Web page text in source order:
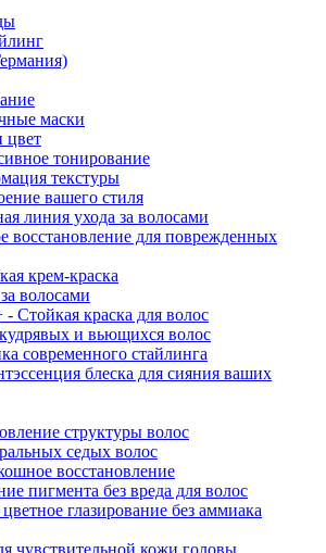
маски
цвет
тонирование
текстуры
вашего стиля
линия ухода за волосами
восстановление для поврежденных
крем-краска
волосами
Стойкая краска для волос
и вьющихся волос
современного стайлинга
блеска для сияния ваших
структуры волос
седых волос
восстановление
пигмента без вреда для волос
глазирование без аммиака
чувствительной кожи головы